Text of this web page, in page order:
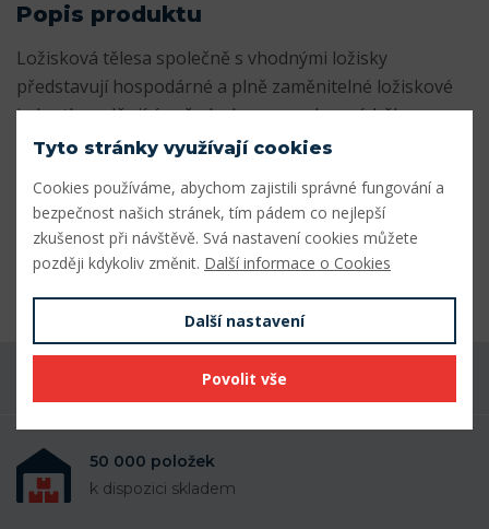
Popis produktu
Ložisková tělesa společně s vhodnými ložisky
představují hospodárné a plně zaměnitelné ložiskové
jednotky splňující požadavky na snadnou údržbu.
Rovněž nabízíme v našem e-shopu širokou nabídku
Parametry
Odkaz SKF Přejít na odkaz
Máte dotaz k produktu?
50 000 položek
k dispozici skladem
Tyto stránky využívají cookies
Cookies používáme, abychom zajistili správné fungování a
bezpečnost našich stránek, tím pádem co nejlepší
zkušenost při návštěvě. Svá nastavení cookies můžete
později kdykoliv změnit. Další informace o Cookies
Další nastavení
Povolit vše